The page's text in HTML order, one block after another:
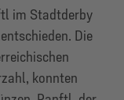
im Stadtderby
Die
konnten